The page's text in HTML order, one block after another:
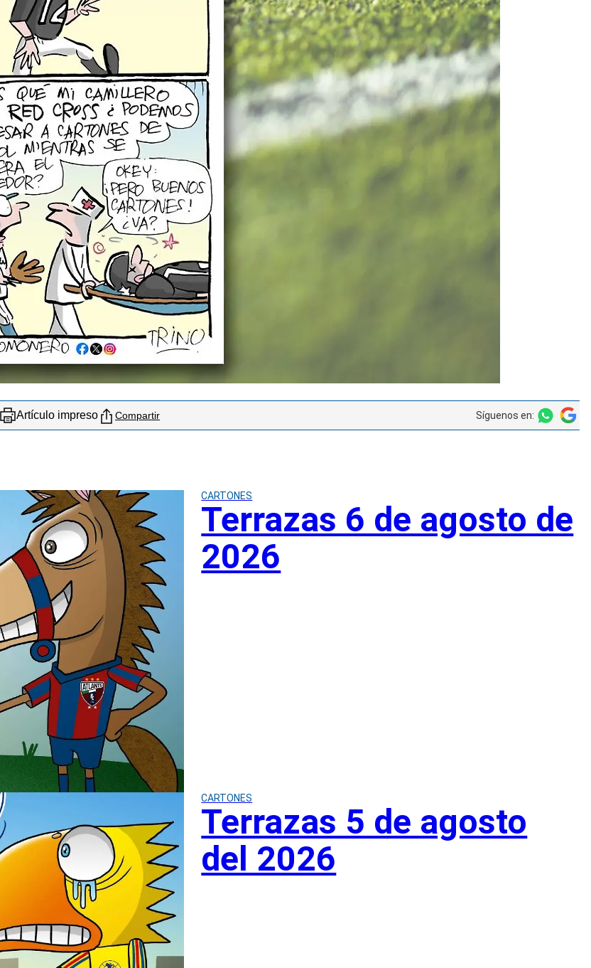
Artículo impreso Compartir Síguenos en:
CARTONES
Terrazas 6 de agosto de
2026
CARTONES
Terrazas 5 de agosto
del 2026